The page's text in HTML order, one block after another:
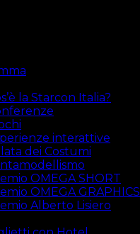
la Starcon Italia?
interattive
dei Costumi
OMEGA SHORT
OMEGA GRAPHICS
Alberto Lisiero